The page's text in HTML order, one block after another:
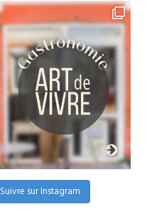
Suivre sur Instagram